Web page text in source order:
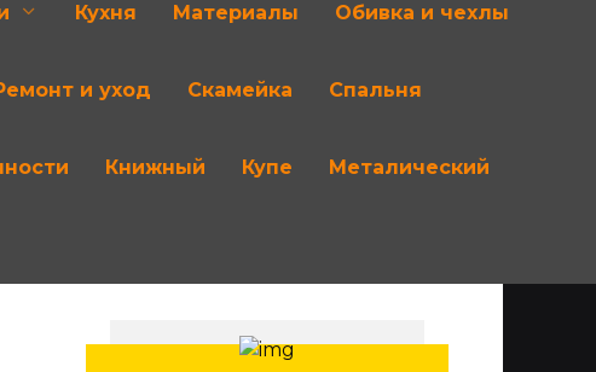
Кухня Материалы Обивка и чехлы
и уход Скамейка Спальня
Книжный Купе Металический